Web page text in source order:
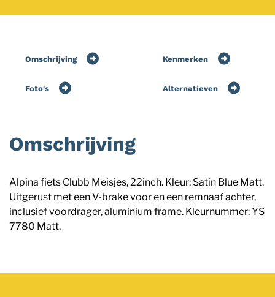
Omschrijving Kenmerken
Foto's Alternatieven
Omschrijving
Alpina fiets Clubb Meisjes, 22inch. Kleur: Satin Blue Matt.
Uitgerust met een V-brake voor en een remnaaf achter,
inclusief voordrager, aluminium frame. Kleurnummer: YS
7780 Matt.